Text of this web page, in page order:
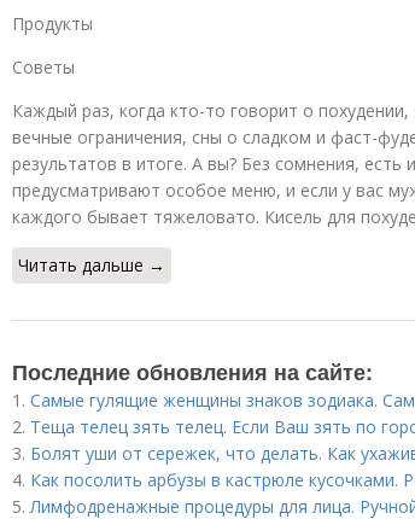
Продукты
Советы
Каждый раз, когда кто-то говорит о
вечные ограничения, сны о сладком и фаст-
результатов в итоге. А вы? Без сомнения,
предусматривают особое меню, и если у вас
каждого бывает тяжеловато. Кисель для
Читать дальше →
Последние обновления на сайте:
1. Самые гулящие женщины знаков зодиака.
2. Теща телец зять телец. Если Ваш зять по
3. Болят уши от сережек, что делать. Как
4. Как посолить арбузы в кастрюле кусочками.
5.Лимфодренажные процедуры для лица.